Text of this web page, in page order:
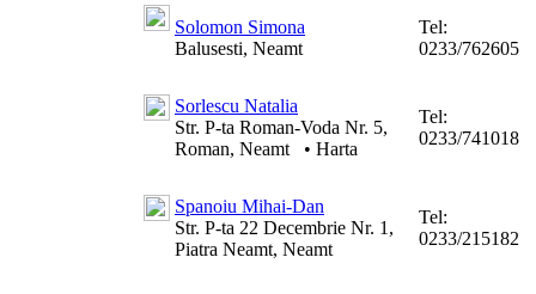
Solomon Simona
Balusesti, Neamt
Tel:
0233/762605
Sorlescu Natalia
Str. P-ta Roman-Voda Nr. 5,
Roman, Neamt
• Harta
Tel:
0233/741018
Spanoiu Mihai-Dan
Str. P-ta 22 Decembrie Nr. 1,
Piatra Neamt, Neamt
Tel:
0233/215182